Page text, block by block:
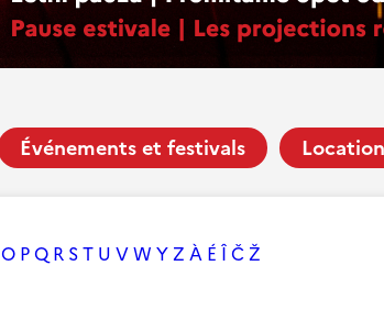
Événements et festivals
O PQ R ST U VW YZ À É ÎČŽ